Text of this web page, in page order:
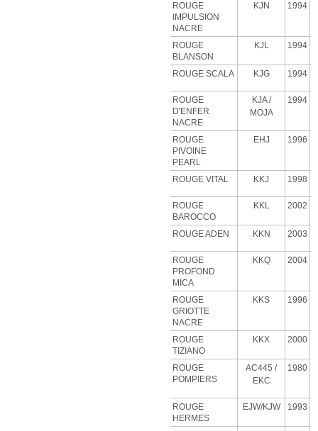
ROUGE
IMPULSION
NACRE
KJN 1994
ROUGE
BLANSON
KJL 1994
ROUGE SCALA KJG 1994
ROUGE
D'ENFER
NACRE
KJA/
MOJA
1994
ROUGE
PIVOINE
PEARL
EHJ 1996
ROUGE VITAL KKJ 1998
ROUGE
BAROCCO
KKL 2002
ROUGE ADEN KKN 2003
ROUGE
PROFOND
MICA
KKQ 2004
ROUGE
GRIOTTE
NACRE
KKS 1996
ROUGE
TIZIANO
KKX 2000
ROUGE
POMPIERS
AC445 /
EKC
1980
ROUGE
HERMES
EJW/KJW 1993